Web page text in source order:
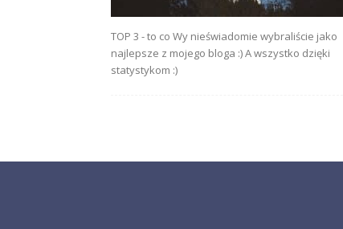
TOP 3 - to co Wy nieświadomie wybraliście jako
najlepsze z mojego bloga :) A wszystko dzięki
statystykom :)